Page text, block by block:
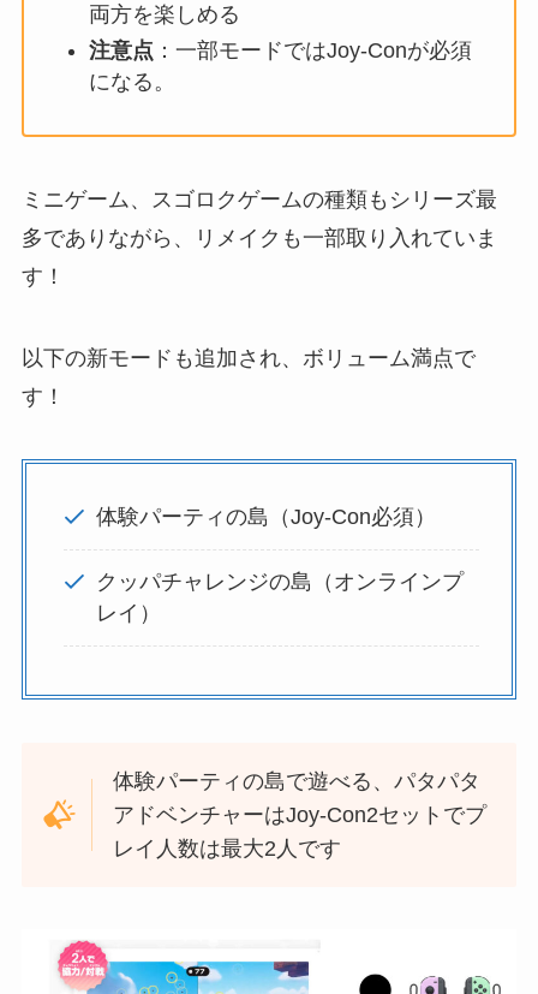
両方を楽しめる
注意点 ：一部モードではJoy-Conが必須
になる。
ミニゲーム、スゴロクゲームの種類もシリーズ最
多でありながら、リメイクも一部取り入れていま
す！
以下の新モードも追加され、ボリューム満点で
す！
体験パーティの島（Joy-Con必須）
クッパチャレンジの島（オンラインプ
レイ）
体験パーティの島で遊べる、パタパタ
アドベンチャーはJoy-Con2セットでプ
レイ人数は最大2人です